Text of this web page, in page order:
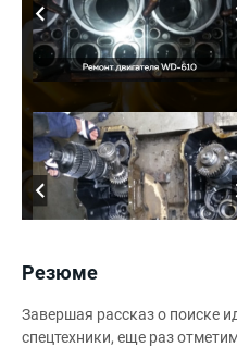
Резюме
Завершая рассказ о поиске
спецтехники, еще раз